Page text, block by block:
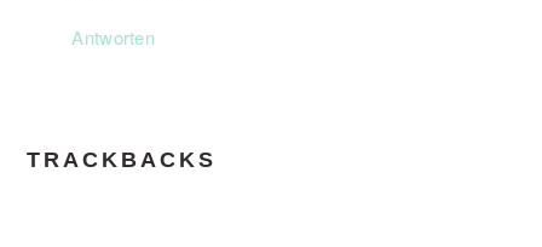
Antworten
TRACKBACKS